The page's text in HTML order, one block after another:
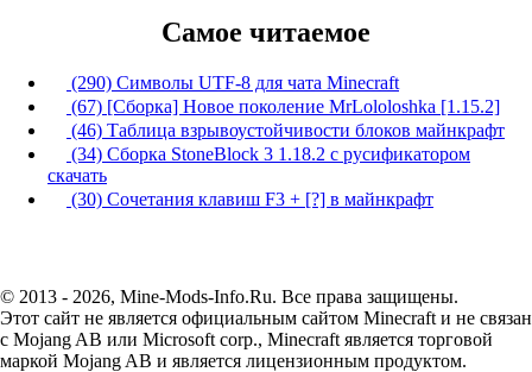
Самое читаемое
(290) Символы UTF-8 для чата Minecraft
(67) [Сборка] Новое поколение MrLololoshka [1.15.2]
(46) Таблица взрывоустойчивости блоков майнкрафт
(34) Сборка StoneBlock 3 1.18.2 с русификатором
скачать
(30) Сочетания клавиш F3 + [?] в майнкрафт
© 2013 - 2026, Mine-Mods-Info.Ru. Все права защищены.
Этот сайт не является официальным сайтом Minecraft и не связан
с Mojang AB или Microsoft corp., Minecraft является торговой
маркой Mojang AB и является лицензионным продуктом.